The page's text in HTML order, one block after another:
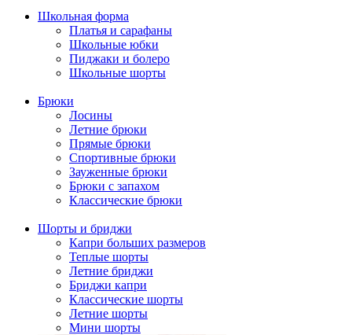
Школьная форма
Платья и сарафаны
Школьные юбки
Пиджаки и болеро
Школьные шорты
Брюки
Лосины
Летние брюки
Прямые брюки
Спортивные брюки
Зауженные брюки
Брюки с запахом
Классические брюки
Шорты и бриджи
Капри больших размеров
Теплые шорты
Летние бриджи
Бриджи капри
Классические шорты
Летние шорты
Мини шорты